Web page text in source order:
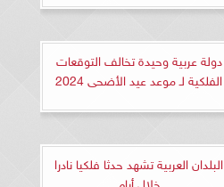
دولة عربية وحيدة تخالف التوقعات
الفلكية لـ موعد عيد الأضحى 2024
البلدان العربية تشهد حدثا فلكيا نادرا
خلال أيام